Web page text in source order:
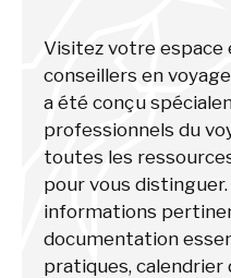
Visitez votre espace
conseillers en
a été conçu
professionnels du
toutes les
pour vous distinguer.
informations
documentation
pratiques, calendrier